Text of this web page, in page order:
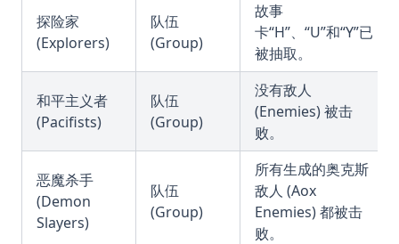
探险家
(Explorers)
队伍
(Group)
故事
卡“H”、“U”和“Y”已
被抽取。
和平主义者
(Pacifists)
队伍
(Group)
没有敌人
(Enemies) 被击
败。
恶魔杀手
(Demon
Slayers)
队伍
(Group)
所有生成的奥克斯
敌人 (Aox
Enemies) 都被击
败。